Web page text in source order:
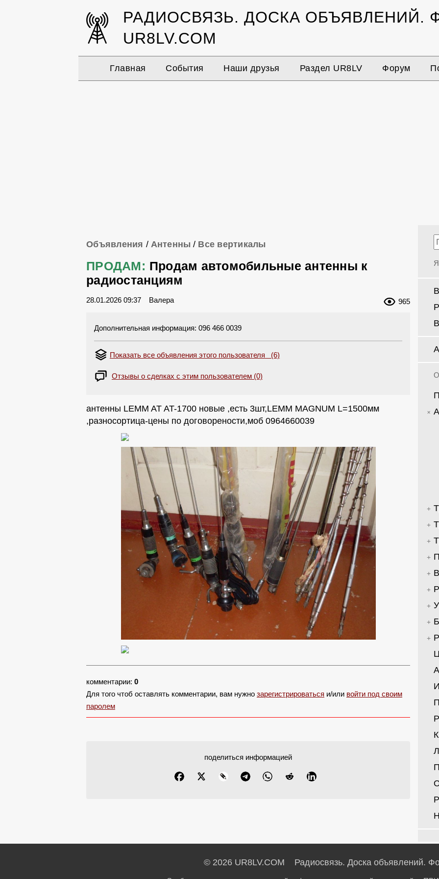
РАДИОСВЯЗЬ. ДОСКА ОБЪЯВЛЕНИЙ.
UR8LV.COM
Главная События Наши друзья Раздел UR8LV Форум
Объявления / Антенны / Все вертикалы
ПРОДАМ: Продам автомобильные антенны к
радиостанциям
28.01.2026 09:37 Валера 965
Дополнительная информация: 096 466 0039
Показать все объявления этого пользователя (6)
Отзывы о сделках с этим пользователем (0)
антенны LEMM AT AT-1700 новые ,есть 3шт,LEMM MAGNUM L=1500мм
,разносортица-цены по договорености,моб 0964660039
комментарии: 0
Для того чтоб оставлять комментарии, вам нужно зарегистрироваться и/или войти под своим
паролем
поделиться информацией
© 2026 UR8LV.COM Радиосвязь. Доска объявлений.